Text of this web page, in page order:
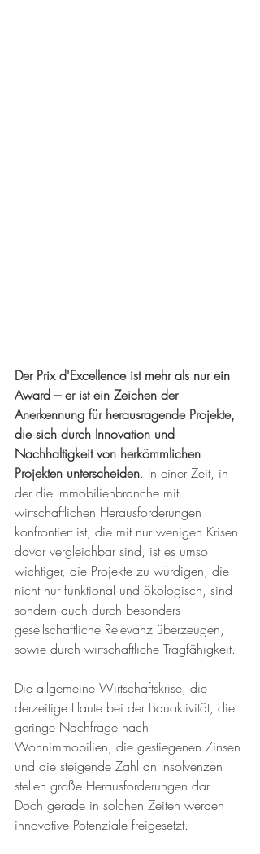
Der Prix d'Excellence ist mehr als nur ein
Award – er ist ein Zeichen der
Anerkennung für herausragende Projekte,
die sich durch Innovation und
Nachhaltigkeit von herkömmlichen
Projekten unterscheiden. In einer Zeit, in
der die Immobilienbranche mit
wirtschaftlichen Herausforderungen
konfrontiert ist, die mit nur wenigen Krisen
davor vergleichbar sind, ist es umso
wichtiger, die Projekte zu würdigen, die
nicht nur funktional und ökologisch, sind
sondern auch durch besonders
gesellschaftliche Relevanz überzeugen,
sowie durch wirtschaftliche Tragfähigkeit.
Die allgemeine Wirtschaftskrise, die
derzeitige Flaute bei der Bauaktivität, die
geringe Nachfrage nach
Wohnimmobilien, die gestiegenen Zinsen
und die steigende Zahl an Insolvenzen
stellen große Herausforderungen dar.
Doch gerade in solchen Zeiten werden
innovative Potenziale freigesetzt.